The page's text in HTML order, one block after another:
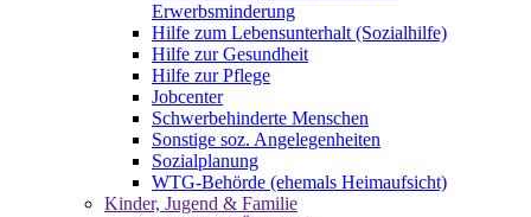
Erwerbsminderung
Hilfe zum Lebensunterhalt (Sozialhilfe)
Hilfe zur Gesundheit
Hilfe zur Pflege
Jobcenter
Schwerbehinderte Menschen
Sonstige soz. Angelegenheiten
Sozialplanung
WTG-Behörde (ehemals Heimaufsicht)
Kinder, Jugend & Familie